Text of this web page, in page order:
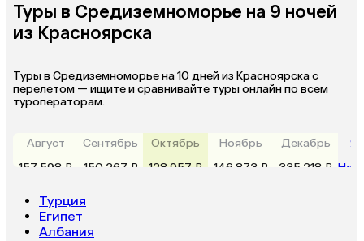
Туры в Средиземноморье на 9 ночей
из Красноярска
Туры в Средиземноморье на 10 дней из Красноярска с
перелетом — ищите и сравнивайте туры онлайн по всем
туроператорам.
Август
157 598 ₽
Сентябрь
150 267 ₽
Октябрь
128 957 ₽
Ноябрь
146 873 ₽
Декабрь
335 218 ₽ Нет
Турция
Египет
Албания